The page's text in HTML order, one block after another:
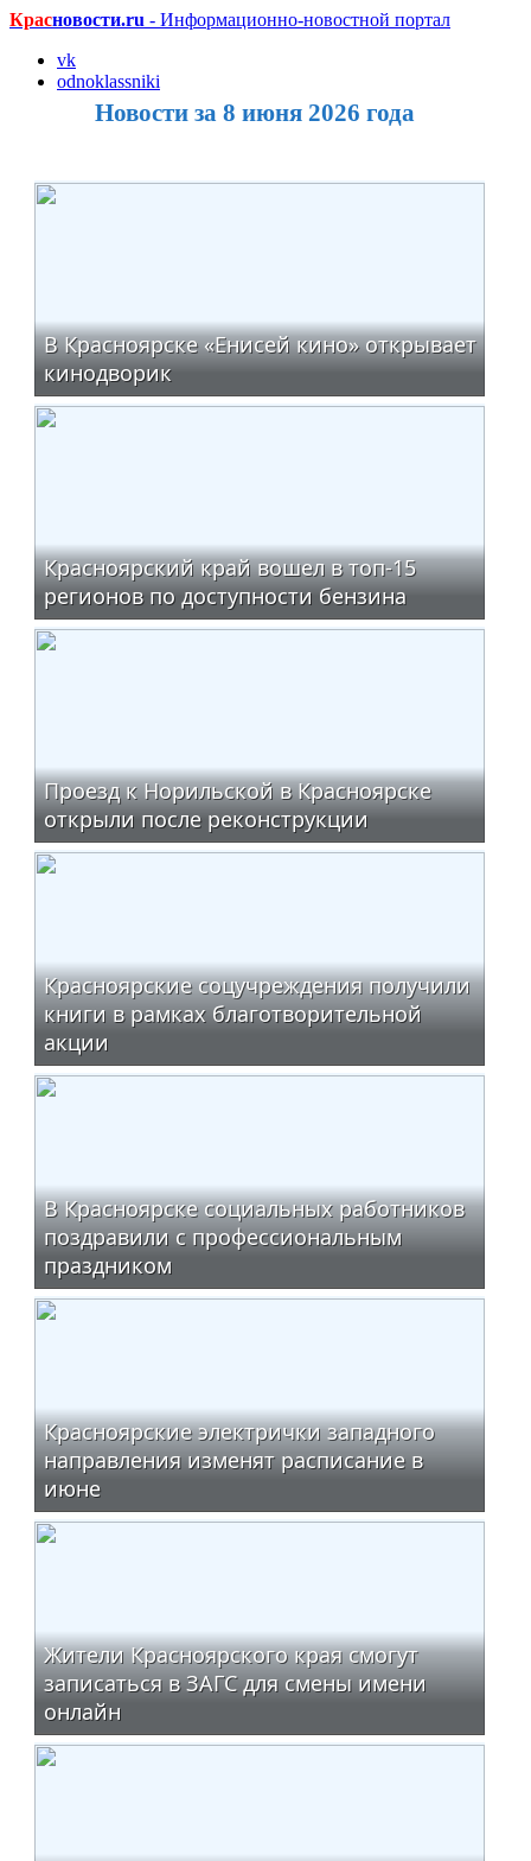
Красновости.ru - Информационно-новостной портал
vk
odnoklassniki
Новости за 8 июня 2026 года
В Красноярске «Енисей кино» открывает
кинодворик
Красноярский край вошел в топ-15
регионов по доступности бензина
Проезд к Норильской в Красноярске
открыли после реконструкции
Красноярские соцучреждения получили
книги в рамках благотворительной
акции
В Красноярске социальных работников
поздравили с профессиональным
праздником
Красноярские электрички западного
направления изменят расписание в
июне
Жители Красноярского края смогут
записаться в ЗАГС для смены имени
онлайн